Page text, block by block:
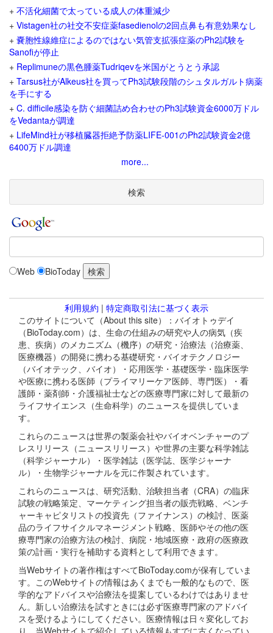
+ 不活化細菌で太っている成人の体重減少
+ Vistagen社の社交不安症薬fasedienolの2回点鼻も有意効果なし
+ 嚢胞性線維症によるのではない気管支拡張症薬のPh2試験を
Sanofiが停止
+ Replimuneの黒色腫薬Tudriqevを米国がとうとう承認
+ Tarsus社がAlkeus社を買ってPh3試験段階のシュタルガルト病薬
を手にする
+ C. difficile感染を防ぐ細菌詰め合わせのPh3試験資金6000万ドル
をVedantaが調達
+ LifeMind社が移植臓器拒絶予防薬LIFE-001のPh2試験資金2億
6400万ドル調達
more...
検索
Web BioToday
利用規約 | 特定商取引法に基づく表示
このサイトについて（About this site）：バイオトゥデイ
（BioToday.com）は、生命の仕組みの研究や人の病気（疾
患、疾病）のメカニズム（機序）の研究・治療法（治療薬、
医療機器）の開発に携わる基礎研究・バイオテクノロジー
（バイオテック、バイオ）・応用医学・基礎医学・臨床医学
や医療に携わる医師（プライマリーケア医師、専門医）・看
護師・薬剤師・介護福祉士などの医療専門家に対して最新の
ライフサイエンス（生命科学）のニュースを提供していま
す。
これらのニュースは世界の製薬会社やバイオベンチャーのプ
レスリリース（ニュースリリース）や世界の主要な科学雑誌
（科学ジャーナル）・医学雑誌（医学誌、医学ジャーナ
ル）・生物学ジャーナルを元に作製されています。
これらのニュースは、研究活動、治験担当者（CRA）の臨床
試験の戦略策定、マーケティング担当者の販売戦略、ベンチ
ャーキャピタリストの投資先（ファイナンス）の検討、医薬
品のライフサイクルマネージメント戦略、医師やその他の医
療専門家の治療方法の検討、病院・地域医療・政府の医療政
策の計画・実行を補助する資料として利用できます。
当Webサイトの著作権はすべてBioToday.comが保有していま
す。このWebサイトの情報はあくまでも一般的なもので、医
学的なアドバイスや治療法を提案しているわけではありませ
ん。新しい治療法を試すときには必ず医療専門家のアドバイ
スを受けるようにしてください。医療情報は日々変化してお